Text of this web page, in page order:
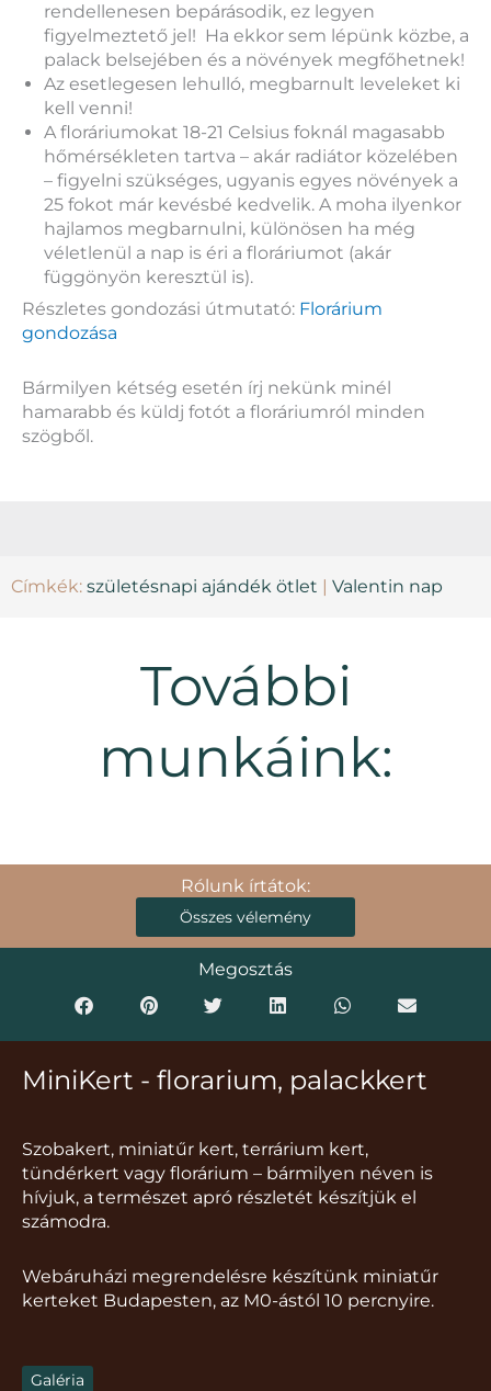
rendellenesen bepárásodik, ez legyen
figyelmeztető jel! Ha ekkor sem lépünk közbe, a
palack belsejében és a növények megfőhetnek!
Az esetlegesen lehulló, megbarnult leveleket ki
kell venni!
A floráriumokat 18-21 Celsius foknál magasabb
hőmérsékleten tartva – akár radiátor közelében
– figyelni szükséges, ugyanis egyes növények a
25 fokot már kevésbé kedvelik. A moha ilyenkor
hajlamos megbarnulni, különösen ha még
véletlenül a nap is éri a floráriumot (akár
függönyön keresztül is).
Részletes gondozási útmutató: Florárium
gondozása
Bármilyen kétség esetén írj nekünk minél
hamarabb és küldj fotót a floráriumról minden
szögből.
Címkék: születésnapi ajándék ötlet | Valentin nap
További
munkáink:
Rólunk írtátok:
Összes vélemény
Megosztás
MiniKert - florarium, palackkert
Szobakert, miniatűr kert, terrárium kert,
tündérkert vagy florárium – bármilyen néven is
hívjuk, a természet apró részletét készítjük el
számodra.
Webáruházi megrendelésre készítünk miniatűr
kerteket Budapesten, az M0-ástól 10 percnyire.
Galéria